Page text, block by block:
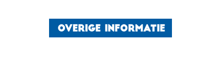
OVERIGE INFORMATIE